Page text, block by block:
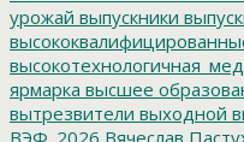
урожай выпускники
ярмарка высшее
вытрезвители выходной
ВЭФ_2026 Вячеслав